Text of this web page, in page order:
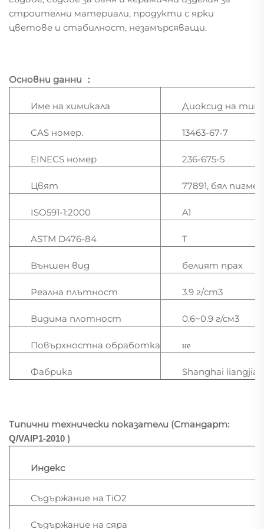
строителни материали, продукти с ярки
цветове и стабилност, незамърсяващи.
Основни данни ：
Име на химикала Диоксид на
CAS номер. 13463-67-7
EINECS номер 236-675-5
Цвят 77891, бял
ISO591-1:2000 A1
ASTM D476-84 Т
Външен вид белият прах
Реална плътност 3.9 г/cm3
Видима плотност 0.6~0.9 г/см3
Повърхностна обработка не
Фабрика Shanghai
Типични технически показатели (Стандарт:
Q/VAIP1-2010 )
Индекс
Съдържание на TiO2
Съдържание на сяра